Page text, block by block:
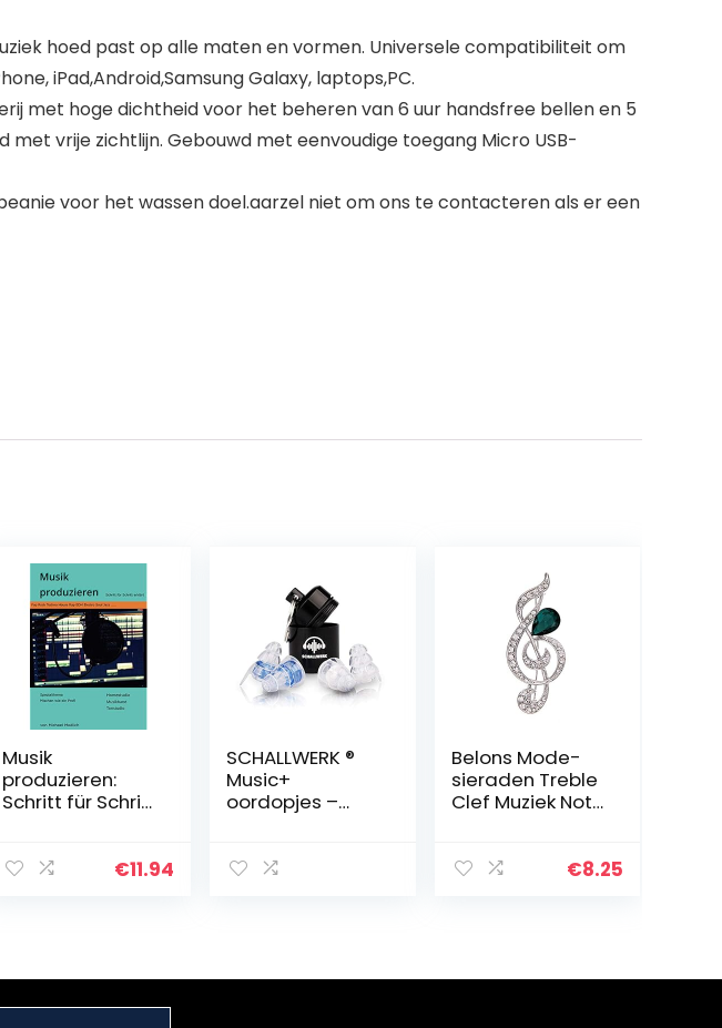
hoed past op alle maten en vormen. Universele compatibiliteit om
iPad,Android,Samsung Galaxy, laptops,PC.
met hoge dichtheid voor het beheren van 6 uur handsfree bellen en 5
vrije zichtlijn. Gebouwd met eenvoudige toegang Micro USB-
voor het wassen doel.aarzel niet om ons te contacteren als er een
Musik
produzieren:
Schritt für Schritt
Mischen wie ein
€11.94
SCHALLWERK ®
Music+
oordopjes –
geluidskwaliteit
Belons Mode-
sieraden Treble
Clef Muziek Note
Broche Kraag
€8.25